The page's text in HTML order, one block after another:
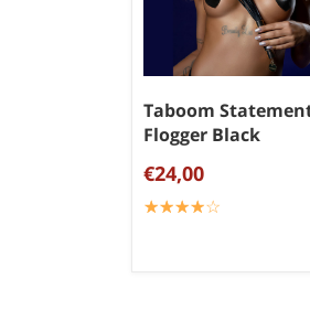
Taboom
Flogger Black
€24,00
☆☆☆☆☆
★★★★★